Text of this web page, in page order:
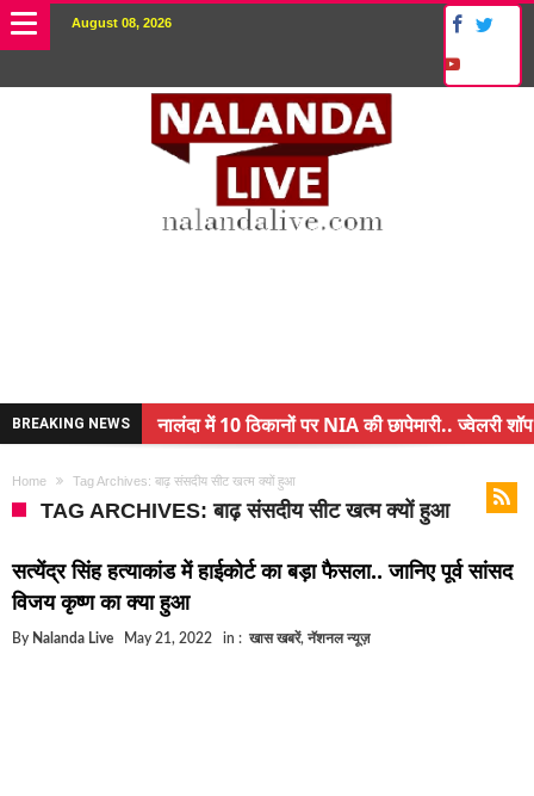
August 08, 2026
BREAKING NEWS
नालंदा में 10 ठिकानों पर NIA की छापेमारी.. ज्वेलरी शॉप
अंचल पदाधिकारी (CO) बर्खास्त.. फर्जीवाड़ा कर पाई थी
बिहार में एक और सिक्स लेन की मंजूरी.. जानिए किन-किन
क्रिकेटर ईशान किशन की शादी फिक्स, गर्लफ्रेंड से होगी
Home Tag Archives: बाढ़ संसदीय सीट खत्म क्यों हुआ
TAG ARCHIVES: बाढ़ संसदीय सीट खत्म क्यों हुआ
सत्येंद्र सिंह हत्याकांड में हाईकोर्ट का बड़ा फैसला.. जानिए पूर्व सांसद
विजय कृष्ण का क्या हुआ
By Nalanda Live May 21, 2022 in : खास खबरें, नॅशनल न्यूज़